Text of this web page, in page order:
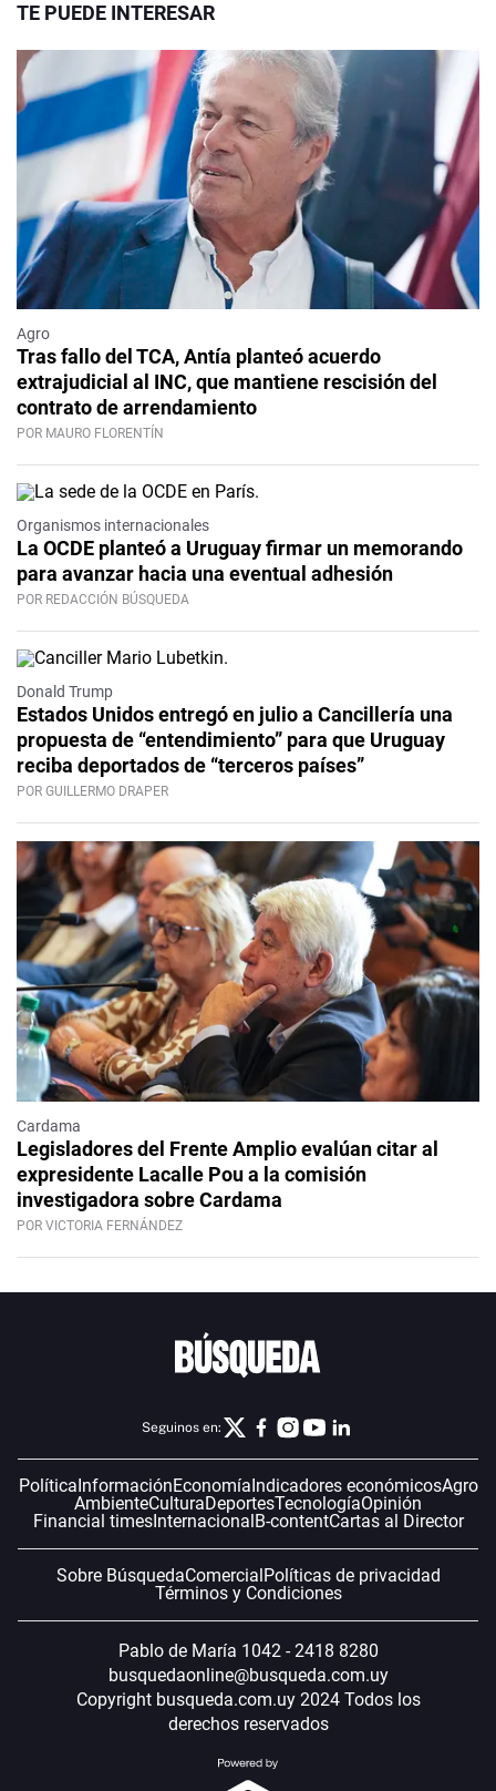
TE PUEDE INTERESAR
Agro
Tras fallo del TCA, Antía planteó acuerdo
extrajudicial al INC, que mantiene rescisión del
contrato de arrendamiento
POR MAURO FLORENTÍN
Organismos internacionales
La OCDE planteó a Uruguay firmar un memorando
para avanzar hacia una eventual adhesión
POR REDACCIÓN BÚSQUEDA
Donald Trump
Estados Unidos entregó en julio a Cancillería una
propuesta de “entendimiento” para que Uruguay
reciba deportados de “terceros países”
POR GUILLERMO DRAPER
Cardama
Legisladores del Frente Amplio evalúan citar al
expresidente Lacalle Pou a la comisión
investigadora sobre Cardama
POR VICTORIA FERNÁNDEZ
Seguinos en:
PolíticaInformaciónEconomíaIndicadores económicosAgro
AmbienteCulturaDeportesTecnologíaOpinión
Financial timesInternacionalB-contentCartas al Director
Sobre BúsquedaComercialPolíticas de privacidad
Términos y Condiciones
Pablo de María 1042 - 2418 8280
busquedaonline@busqueda.com.uy
Copyright busqueda.com.uy 2024 Todos los
derechos reservados